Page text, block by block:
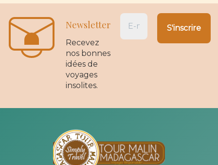
Newsletter
Recevez
nos bonnes
idées de
voyages
insolites.